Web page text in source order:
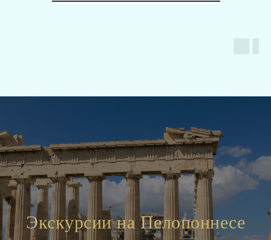
Экскурсии на Пелопоннесе